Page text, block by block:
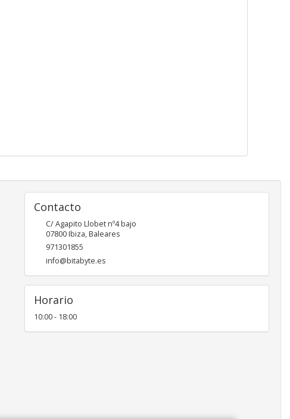
Contacto
C/ Agapito Llobet nº4 bajo
07800Ibiza,Baleares
971301855
info@bitabyte.es
Horario
10:00 - 18:00